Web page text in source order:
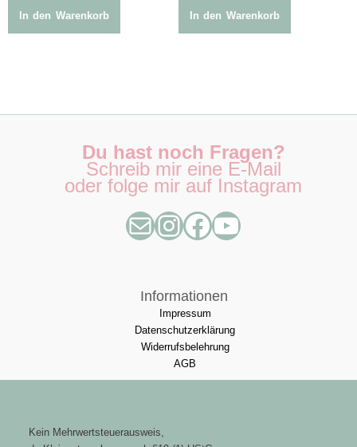
In den Warenkorb In den Warenkorb
Du hast noch Fragen?
Schreib mir eine E-Mail
oder folge mir auf Instagram
Informationen
Impressum
Datenschutzerklärung
Widerrufsbelehrung
AGB
Kein Mehrwertsteuerausweis,